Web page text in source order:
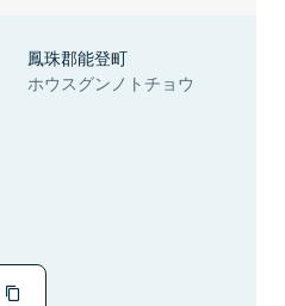
鳳珠郡能登町
ホウスグンノトチョウ